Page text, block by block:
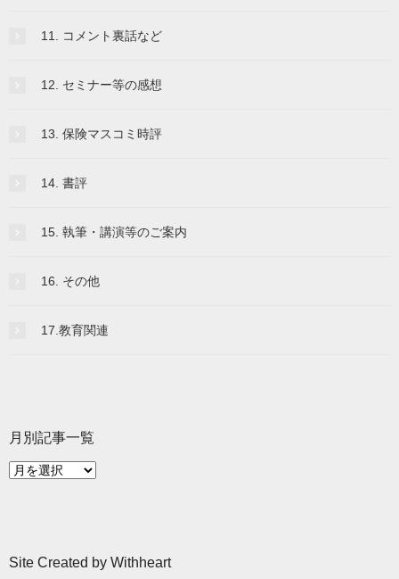
11. コメント裏話など
12. セミナー等の感想
13. 保険マスコミ時評
14. 書評
15. 執筆・講演等のご案内
16. その他
17.教育関連
月別記事一覧
月
覧
Site Created by Withheart